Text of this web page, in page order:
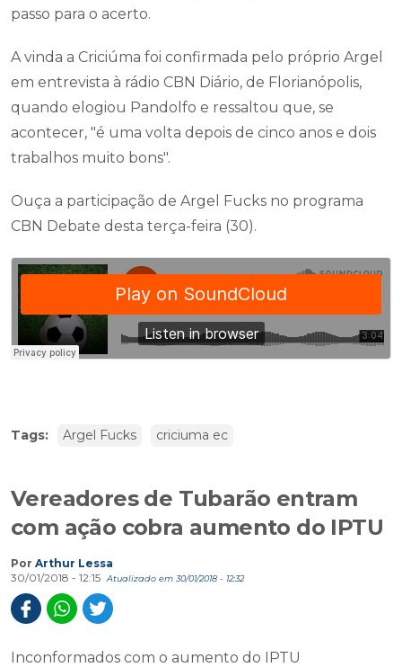
passo para o acerto.
A vinda a Criciúma foi confirmada pelo próprio Argel
em entrevista à rádio CBN Diário, de Florianópolis,
quando elogiou Pandolfo e ressaltou que, se
acontecer, "é uma volta depois de cinco anos e dois
trabalhos muito bons".
Ouça a participação de Argel Fucks no programa
CBN Debate desta terça-feira (30).
Tags: Argel Fucks criciuma ec
Vereadores de Tubarão entram
com ação cobra aumento do IPTU
Por Arthur Lessa
30/01/2018 - 12:15
Atualizado em 30/01/2018 - 12:32
Inconformados com o aumento do IPTU